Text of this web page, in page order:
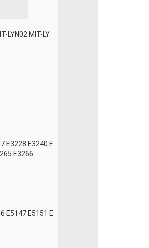
LYN02 MIT-LY
E3228 E3240 E
E3266
E5147 E5151 E